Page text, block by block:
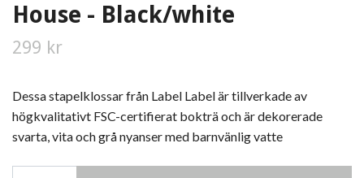
House - Black/white
299 kr
Dessa stapelklossar från Label Label är tillverkade av
högkvalitativt FSC-certifierat bokträ och är dekorerade
svarta, vita och grå nyanser med barnvänlig vatte